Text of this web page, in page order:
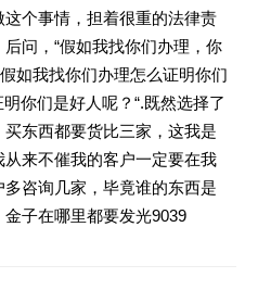
个事情，担着很重的法律责
问，“假如我找你们办理，你
如我找你们办理怎么证明你们
你们是好人呢？“.既然选择了
东西都要货比三家，这我是
来不催我的客户一定要在我
咨询几家，毕竟谁的东西是
子在哪里都要发光9039